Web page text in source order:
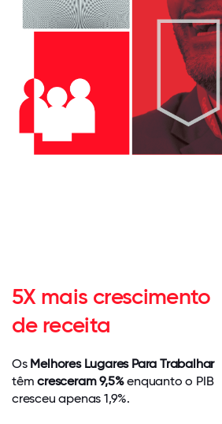
5X mais crescimento
de receita
Os Melhores Lugares Para Trabalhar
têmcresceram 9,5%enquanto o PIB
cresceu apenas 1,9%.